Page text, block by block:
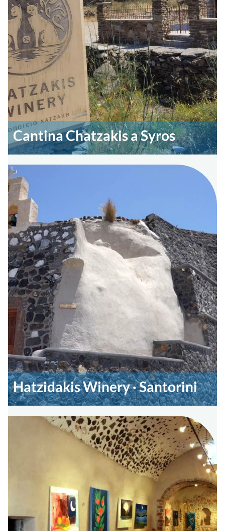
Cantina Chatzakis a Syros
Hatzidakis Winery · Santorini